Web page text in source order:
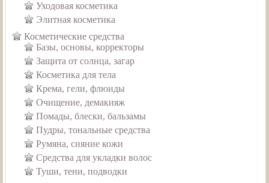
Уходовая косметика
Элитная косметика
Косметические средства
Базы, основы, корректоры
Защита от солнца, загар
Косметика для тела
Крема, гели, флюиды
Очищение, демакияж
Помады, блески, бальзамы
Пудры, тональные средства
Румяна, сияние кожи
Средства для укладки волос
Туши, тени, подводки